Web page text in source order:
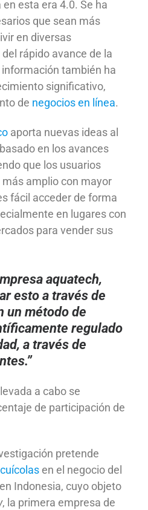
esta era 4.0. Se ha
que sean más
en diversas
rápido avance de la
también ha
significativo,
de negocios en línea.
aporta nuevas ideas al
en los avances
que los usuarios
más amplio con mayor
fácil acceder de forma
en lugares con
para vender sus
aquatech,
esto a través de
un método de
regulado
a través de
a cabo se
de participación de
pretende
en el negocio del
Indonesia, cuyo objeto
, la primera empresa de